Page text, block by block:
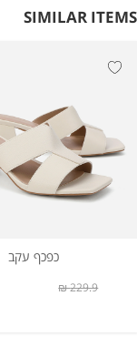
SIMILAR ITEMS
כפכף עקב
229.9 ₪